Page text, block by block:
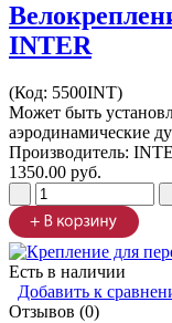
INTER
(Код: 5500INT)
Может быть
аэродинамические
Производитель:
1350.00 руб.
Есть в наличии
Добавить к
Отзывов (0)